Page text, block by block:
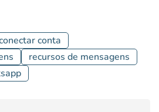
conta
recursos de mensagens